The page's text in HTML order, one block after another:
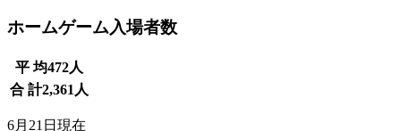
ホームゲーム入場者数
平 均472人
合 計2,361 人
6月21日現在